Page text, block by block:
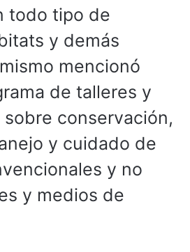
todo tipo de
y demás
mencionó
de talleres y
conservación,
y cuidado de
y no
y medios de